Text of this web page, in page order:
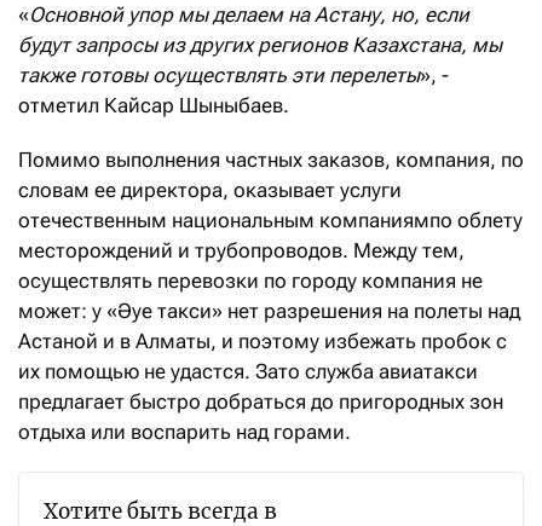
«Основной упор мы делаем на Астану, но, если
будут запросы из других регионов Казахстана, мы
также готовы осуществлять эти перелеты», -
отметил Кайсар Шыныбаев.
Помимо выполнения частных заказов, компания, по
словам ее директора, оказывает услуги
отечественным национальным компаниямпо облету
месторождений и трубопроводов. Между тем,
осуществлять перевозки по городу компания не
может: у «Әуе такси» нет разрешения на полеты над
Астаной и в Алматы, и поэтому избежать пробок с
их помощью не удастся. Зато служба авиатакси
предлагает быстро добраться до пригородных зон
отдыха или воспарить над горами.
Хотите быть всегда в